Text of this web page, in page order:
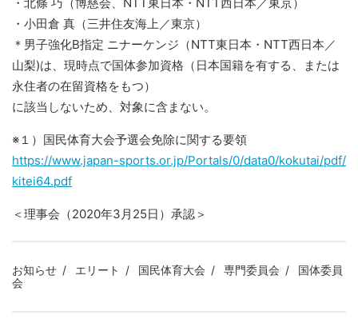
・小田倉 真（三井住友海上／東京）
＊男子強化B指定 ニナーケンジ（NTT東日本・NTT西日本／
山梨)は、現時点で国体参加資格（日本国籍を有する、または
永住者の在留資格をもつ）
に該当しないため、対象に含まない。
※１）国民体育大会予選会免除に関する要領
https://www.japan-sports.or.jp/Portals/0/data0/kokutai/pdf/
kitei64.pdf
＜理事会（2020年3月25日）承認＞
お知らせ エリート 国民体育大会 専門委員会
国体委員
会